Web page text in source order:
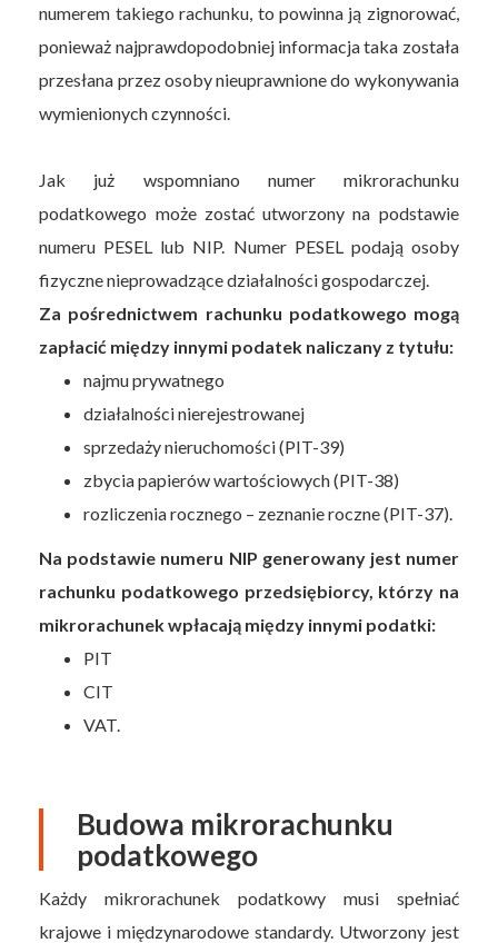
numerem takiego rachunku, to powinna ją zignorować,
ponieważ najprawdopodobniej informacja taka została
przesłana przez osoby nieuprawnione do wykonywania
wymienionych czynności.
Jak już wspomniano numer mikrorachunku
podatkowego może zostać utworzony na podstawie
numeru PESEL lub NIP. Numer PESEL podają osoby
fizyczne nieprowadzące działalności gospodarczej.
Za pośrednictwem rachunku podatkowego mogą
zapłacić między innymi podatek naliczany z tytułu:
najmu prywatnego
działalności nierejestrowanej
sprzedaży nieruchomości (PIT-39)
zbycia papierów wartościowych (PIT-38)
rozliczenia rocznego – zeznanie roczne (PIT-37).
Na podstawie numeru NIP generowany jest numer
rachunku podatkowego przedsiębiorcy, którzy na
mikrorachunek wpłacają między innymi podatki:
PIT
CIT
VAT.
Budowa mikrorachunku
podatkowego
Każdy mikrorachunek podatkowy musi spełniać
krajowe i międzynarodowe standardy. Utworzony jest